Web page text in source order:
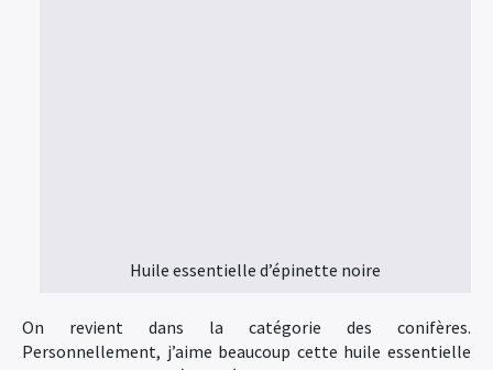
Huile essentielle d’épinette noire
On revient dans la catégorie des conifères.
Personnellement, j’aime beaucoup cette huile essentielle